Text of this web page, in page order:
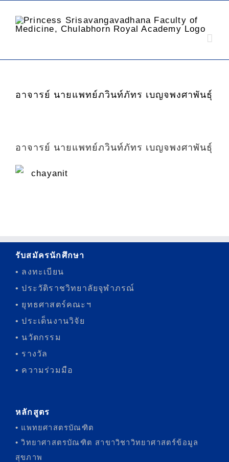
อาจารย์ นายแพทย์ภวินท์ภัทร เบญจพงศาพันธุ์
อาจารย์ นายแพทย์ภวินท์ภัทร เบญจพงศาพันธุ์
chayanit
รับสมัครนักศึกษา
• ลงทะเบียน
• ประวัติราชวิทยาลัยจุฬาภรณ์
• ยุทธศาสตร์คณะฯ
• ประเด็นงานวิจัย
• นวัตกรรม
• รางวัล
• ความร่วมมือ
หลักสูตร
• แพทยศาสตรบัณฑิต
• วิทยาศาสตรบัณฑิต สาขาวิชาวิทยาศาสตร์ข้อมูล
สุขภาพ